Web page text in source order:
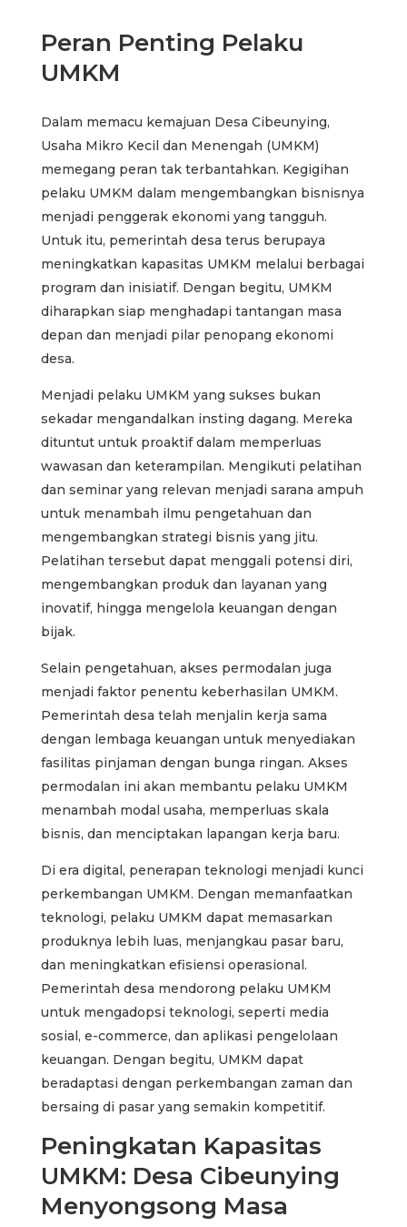
Peran Penting Pelaku
UMKM
Dalam memacu kemajuan Desa Cibeunying,
Usaha Mikro Kecil dan Menengah (UMKM)
memegang peran tak terbantahkan. Kegigihan
pelaku UMKM dalam mengembangkan bisnisnya
menjadi penggerak ekonomi yang tangguh.
Untuk itu, pemerintah desa terus berupaya
meningkatkan kapasitas UMKM melalui berbagai
program dan inisiatif. Dengan begitu, UMKM
diharapkan siap menghadapi tantangan masa
depan dan menjadi pilar penopang ekonomi
desa.
Menjadi pelaku UMKM yang sukses bukan
sekadar mengandalkan insting dagang. Mereka
dituntut untuk proaktif dalam memperluas
wawasan dan keterampilan. Mengikuti pelatihan
dan seminar yang relevan menjadi sarana ampuh
untuk menambah ilmu pengetahuan dan
mengembangkan strategi bisnis yang jitu.
Pelatihan tersebut dapat menggali potensi diri,
mengembangkan produk dan layanan yang
inovatif, hingga mengelola keuangan dengan
bijak.
Selain pengetahuan, akses permodalan juga
menjadi faktor penentu keberhasilan UMKM.
Pemerintah desa telah menjalin kerja sama
dengan lembaga keuangan untuk menyediakan
fasilitas pinjaman dengan bunga ringan. Akses
permodalan ini akan membantu pelaku UMKM
menambah modal usaha, memperluas skala
bisnis, dan menciptakan lapangan kerja baru.
Di era digital, penerapan teknologi menjadi kunci
perkembangan UMKM. Dengan memanfaatkan
teknologi, pelaku UMKM dapat memasarkan
produknya lebih luas, menjangkau pasar baru,
dan meningkatkan efisiensi operasional.
Pemerintah desa mendorong pelaku UMKM
untuk mengadopsi teknologi, seperti media
sosial, e-commerce, dan aplikasi pengelolaan
keuangan. Dengan begitu, UMKM dapat
beradaptasi dengan perkembangan zaman dan
bersaing di pasar yang semakin kompetitif.
Peningkatan Kapasitas
UMKM: Desa Cibeunying
Menyongsong Masa